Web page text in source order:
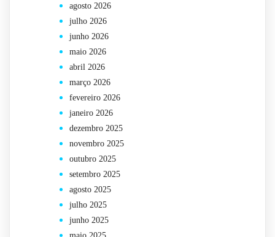
agosto 2026
julho 2026
junho 2026
maio 2026
abril 2026
março 2026
fevereiro 2026
janeiro 2026
dezembro 2025
novembro 2025
outubro 2025
setembro 2025
agosto 2025
julho 2025
junho 2025